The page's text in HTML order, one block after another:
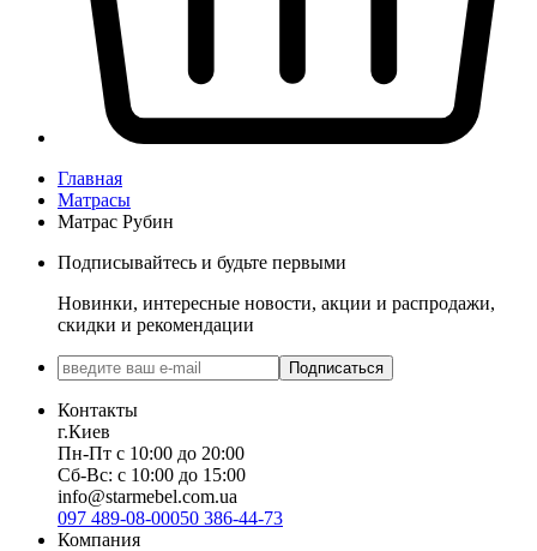
Главная
Матрасы
Матраc Рубин
Подписывайтесь и будьте первыми
Новинки, интересные новости, акции и распродажи,
скидки и рекомендации
Подписаться
Контакты
г.Киев
Пн-Пт с 10:00 до 20:00
Сб-Вс: с 10:00 до 15:00
info@starmebel.com.ua
097 489-08-00050 386-44-73
Компания